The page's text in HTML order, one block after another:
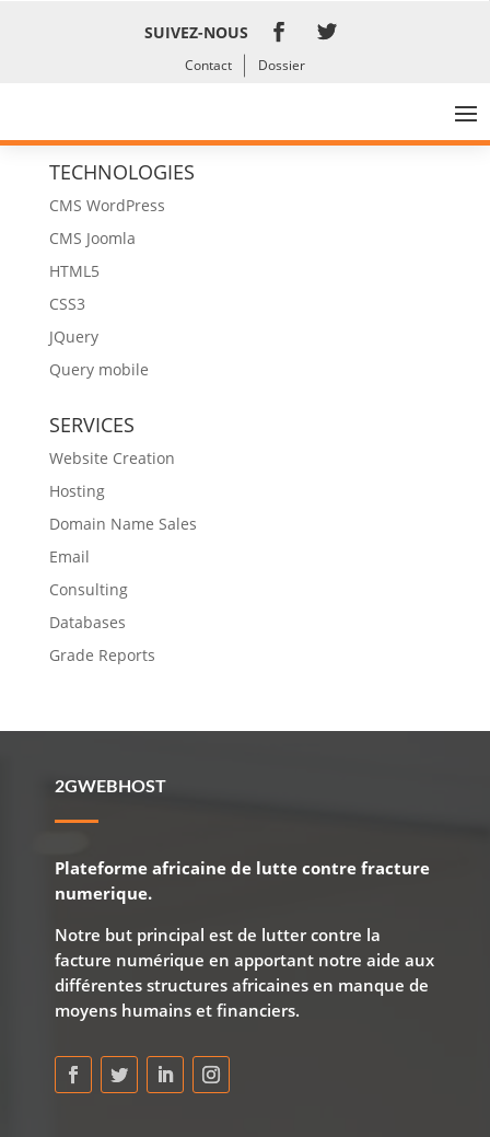
SUIVEZ-NOUS
Contact Dossier
Fundraising, twinning and
TECHNOLOGIES
CMS WordPress
CMS Joomla
HTML5
CSS3
JQuery
Query mobile
SERVICES
Website Creation
Hosting
Domain Name Sales
Email
Consulting
Databases
Grade Reports
2GWEBHOST
Plateforme africaine de lutte contre fracture
numerique.
Notre but principal est de lutter contre la
facture numérique en apportant notre aide aux
différentes structures africaines en manque de
moyens humains et financiers.